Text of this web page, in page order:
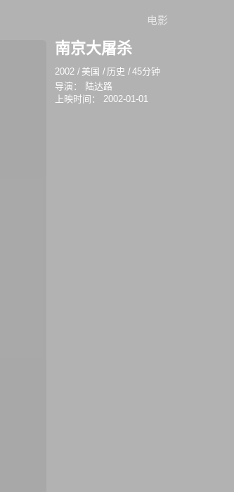
电影
南京大屠杀
2002 / 美国 / 历史/45分钟
导演：
陆达路
上映时间：
2002-01-01